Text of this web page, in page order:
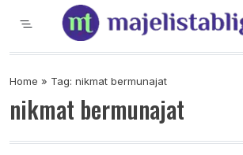
Majelis Tabligh Muhammadiyah
Syiar Dakwah Islam
Home » Tag: nikmat bermunajat
nikmat bermunajat